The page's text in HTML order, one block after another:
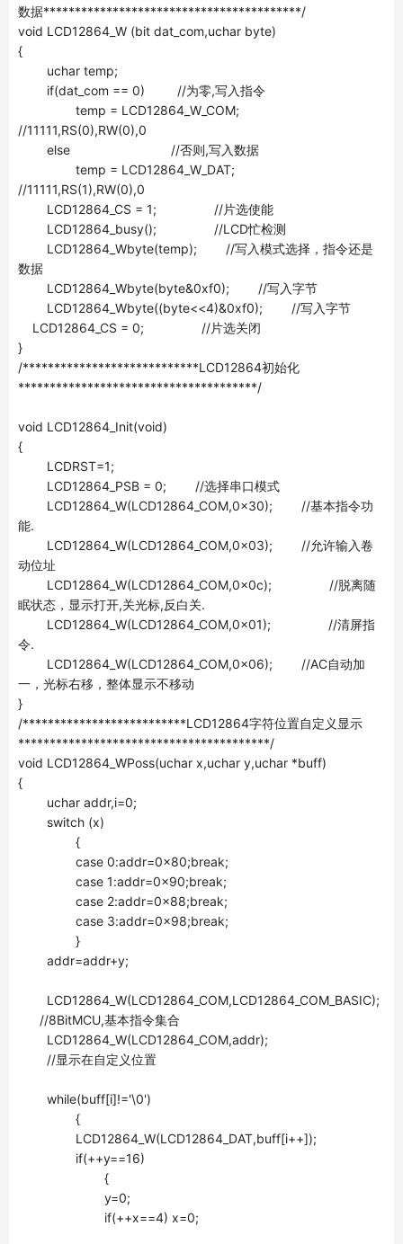
数据*****************************************/
void LCD12864_W (bit dat_com,uchar byte)
{
uchar temp;
if(dat_com == 0) //为零,写入指令
temp = LCD12864_W_COM;
//11111,RS(0),RW(0),0
else //否则,写入数据
temp = LCD12864_W_DAT;
//11111,RS(1),RW(0),0
LCD12864_CS = 1; //片选使能
LCD12864_busy(); //LCD忙检测
LCD12864_Wbyte(temp); //写入模式选择，指令还是
数据
LCD12864_Wbyte(byte&0xf0); //写入字节
LCD12864_Wbyte((byte<<4)&0xf0); //写入字节
LCD12864_CS = 0; //片选关闭
}
/****************************LCD12864初始化
**************************************/
void LCD12864_Init(void)
{
LCDRST=1;
LCD12864_PSB = 0; //选择串口模式
LCD12864_W(LCD12864_COM,0x30); //基本指令功
能.
LCD12864_W(LCD12864_COM,0x03); //允许输入卷
动位址
LCD12864_W(LCD12864_COM,0x0c); //脱离随
眠状态，显示打开,关光标,反白关.
LCD12864_W(LCD12864_COM,0x01); //清屏指
令.
LCD12864_W(LCD12864_COM,0x06); //AC自动加
一，光标右移，整体显示不移动
}
/**************************LCD12864字符位置自定义显示
****************************************/
void LCD12864_WPoss(uchar x,uchar y,uchar *buff)
{
uchar addr,i=0;
switch (x)
{
case 0:addr=0x80;break;
case 1:addr=0x90;break;
case 2:addr=0x88;break;
case 3:addr=0x98;break;
}
addr=addr+y;
LCD12864_W(LCD12864_COM,LCD12864_COM_BASIC);
//8BitMCU,基本指令集合
LCD12864_W(LCD12864_COM,addr);
//显示在自定义位置
while(buff[i]!='\0')
{
LCD12864_W(LCD12864_DAT,buff[i++]);
if(++y==16)
{
y=0;
if(++x==4) x=0;